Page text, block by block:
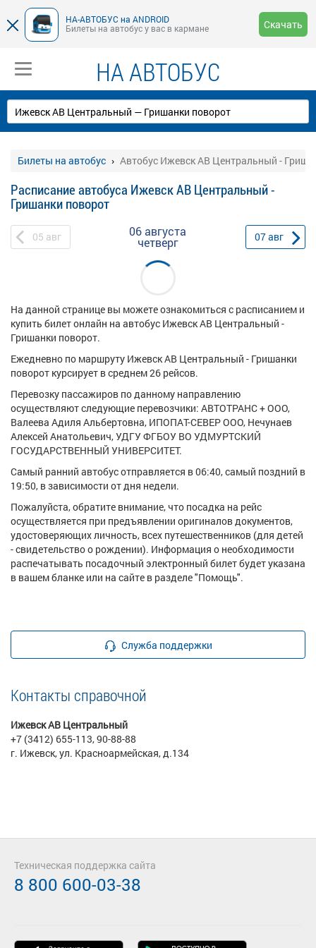
НА-АВТОБУС на ANDROID
Билеты на автобус у вас в кармане
Скачать
НА АВТОБУС
Билеты на автобус Автобус Ижевск АВ Центральный -
Расписание автобуса Ижевск АВ Центральный -
Гришанки поворот
05 авг 06 августа
четверг 07авг
На данной странице вы можете ознакомиться с расписанием и
купить билет онлайн на автобус Ижевск АВ Центральный -
Гришанки поворот.
Ежедневно по маршруту Ижевск АВ Центральный - Гришанки
поворот курсирует в среднем 26 рейсов.
Перевозку пассажиров по данному направлению
осуществляют следующие перевозчики: АВТОТРАНС + ООО,
Валеева Адиля Альбертовна, ИПОПАТ-СЕВЕР ООО, Нечунаев
Алексей Анатольевич, УДГУ ФГБОУ ВО УДМУРТСКИЙ
ГОСУДАРСТВЕННЫЙ УНИВЕРСИТЕТ.
Самый ранний автобус отправляется в 06:40, самый поздний в
19:50, в зависимости от дня недели.
Пожалуйста, обратите внимание, что посадка на рейс
осуществляется при предъявлении оригиналов документов,
удостоверяющих личность, всех путешественников (для детей
- свидетельство о рождении). Информация о необходимости
распечатывать посадочный электронный билет будет указана
в вашем бланке или на сайте в разделе "Помощь".
Служба поддержки
Контакты справочной
Ижевск АВ Центральный
+7 (3412) 655-113, 90-88-88
г. Ижевск, ул. Красноармейская, д.134
Техническая поддержка сайта
8 800 600-03-38